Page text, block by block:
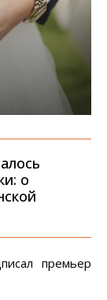
о
премьер